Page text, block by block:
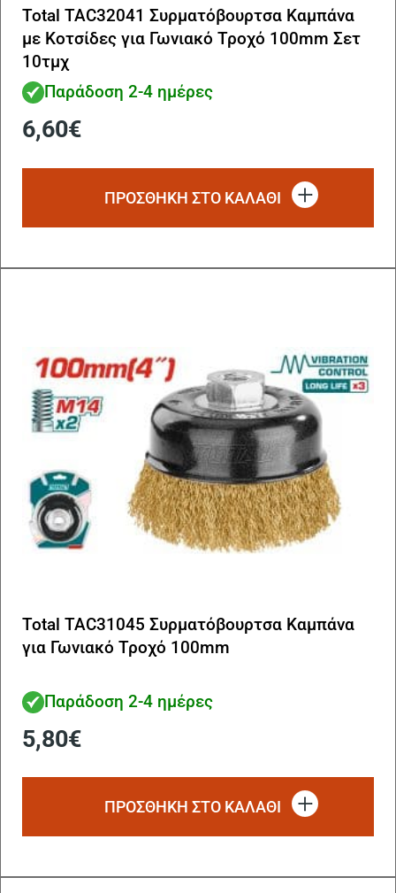
Total TAC32041 Συρματόβουρτσα Καμπάνα
με Κοτσίδες για Γωνιακό Τροχό 100mm Σετ
10τμχ
Παράδοση 2-4 ημέρες
6,60€
ΠΡΟΣΘΗΚΗ ΣΤΟ ΚΑΛΑΘΙ
Total TAC31045 Συρματόβουρτσα Καμπάνα
για Γωνιακό Τροχό 100mm
Παράδοση 2-4 ημέρες
5,80€
ΠΡΟΣΘΗΚΗ ΣΤΟ ΚΑΛΑΘΙ